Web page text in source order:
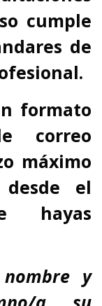
cumple
de
formato
correo
máximo
el
hayas
y